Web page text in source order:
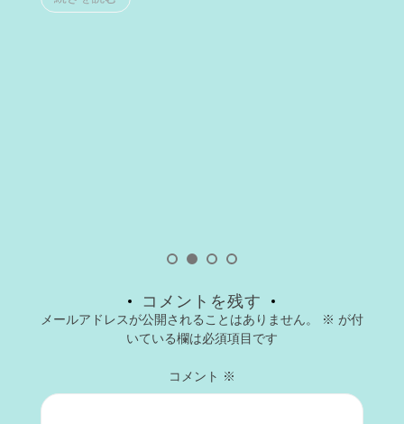
コメントを残す
メールアドレスが公開されることはありません。 ※ が付
いている欄は必須項目です
コメント ※